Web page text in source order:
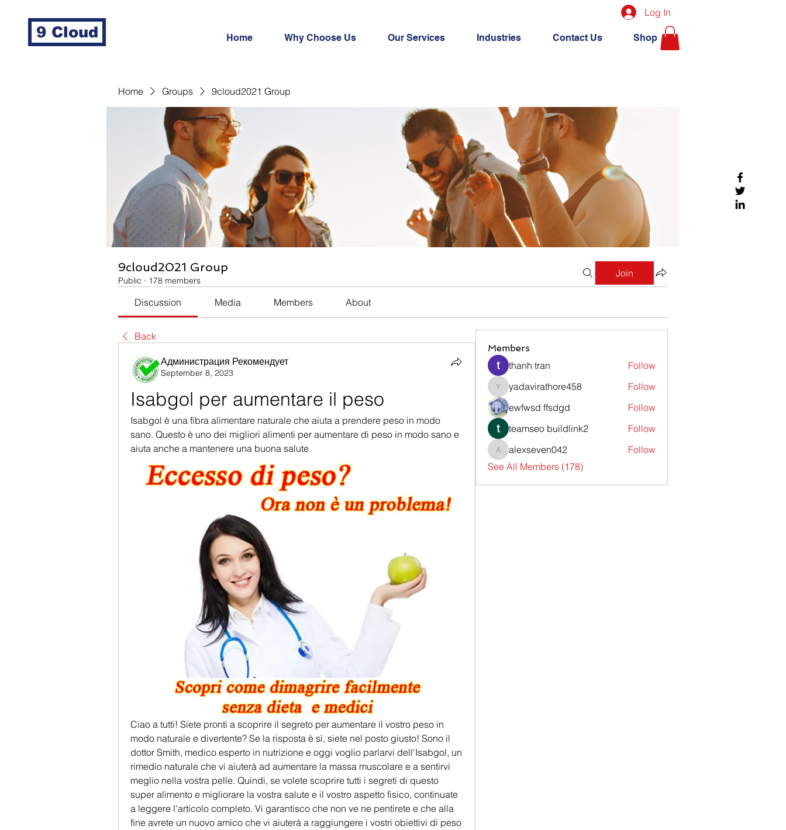
9 Cloud Home Why Choose Us Our Services Industries Contact Us Shop
Log In
Home Groups 9cloud2021 Group
9cloud2021 Group
Public · 178 members
Join
Discussion Media Members About
Back
Администрация Рекомендует
September 8, 2023
Isabgol per aumentare il peso
Isabgol è una fibra alimentare naturale che aiuta a prendere peso in modo
sano. Questo è uno dei migliori alimenti per aumentare di peso in modo sano e
aiuta anche a mantenere una buona salute.
Ciao a tutti! Siete pronti a scoprire il segreto per aumentare il vostro peso in
modo naturale e divertente? Se la risposta è sì, siete nel posto giusto! Sono il
dottor Smith, medico esperto in nutrizione e oggi voglio parlarvi dell'Isabgol, un
rimedio naturale che vi aiuterà ad aumentare la massa muscolare e a sentirvi
meglio nella vostra pelle. Quindi, se volete scoprire tutti i segreti di questo
super alimento e migliorare la vostra salute e il vostro aspetto fisico, continuate
a leggere l'articolo completo. Vi garantisco che non ve ne pentirete e che alla
fine avrete un nuovo amico che vi aiuterà a raggiungere i vostri obiettivi di peso
Members
thanh tran Follow
yadavirathore458
yadavirathore458
Follow
ewfwsd ffsdgd
Follow
teamseo buildlink2
Follow
alexseven042
alexseven042
Follow
See All Members (178)